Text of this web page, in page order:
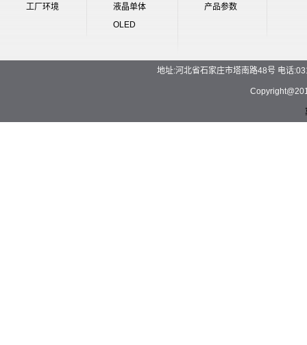
工厂环境
液晶单体
OLED
产品参数
地址:河北省石家庄市塔南路48号 电话